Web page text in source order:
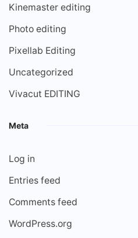
Kinemaster editing
Photo editing
Pixellab Editing
Uncategorized
Vivacut EDITING
Meta
Log in
Entries feed
Comments feed
WordPress.org